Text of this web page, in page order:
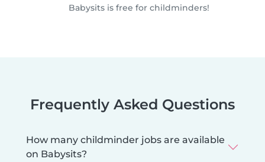
Babysits is free for childminders!
Frequently Asked Questions
How many childminder jobs are available
on Babysits?